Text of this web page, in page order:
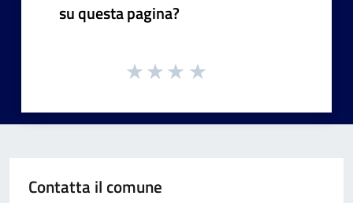
su questa pagina?
Contatta il comune